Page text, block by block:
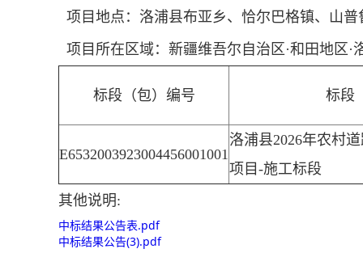
项目地点：洛浦县布亚乡、恰尔巴格镇、山
项目所在区域：新疆维吾尔自治区·和田地区
标段（包）编号 标段
E6532003923004456001001
洛浦县2026年农村
项目-施工标段
其他说明:
中标结果公告表.pdf
中标结果公告(3).pdf